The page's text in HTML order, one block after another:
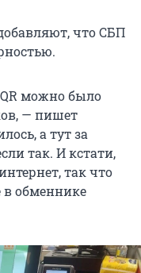
что СБП
можно было
— пишет
а тут за
так. И кстати,
так что
в обменнике